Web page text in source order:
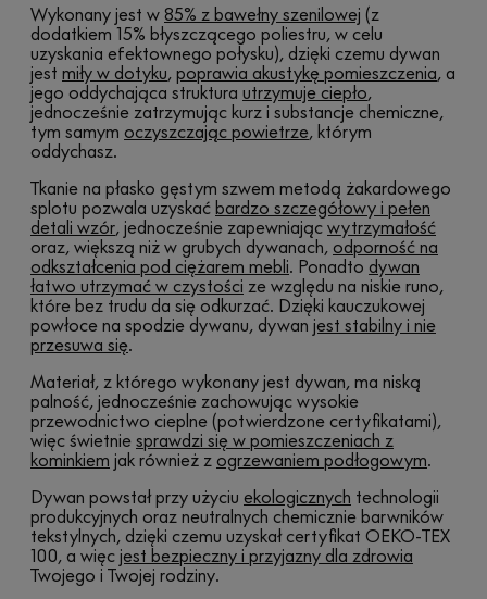
Wykonany jest w85% z bawełny szenilowej (z
dodatkiem 15% błyszczącego poliestru, w celu
uzyskania efektownego połysku), dzięki czemu dywan
jest miły w dotyku,poprawia akustykę pomieszczenia, a
jego oddychająca struktura utrzymuje ciepło,
jednocześnie zatrzymując kurz i substancje chemiczne,
tym samym oczyszczając powietrze, którym
oddychasz.
Tkanie na płasko gęstym szwem metodą żakardowego
splotu pozwala uzyskaćbardzo szczegółowy i pełen
detali wzór, jednocześnie zapewniającwytrzymałość
oraz, większą niż w grubych dywanach, odporność na
odkształcenia pod ciężarem mebli. Ponadto dywan
łatwo utrzymać w czystości ze względu na niskie runo,
które bez trudu da się odkurzać. Dzięki kauczukowej
powłoce na spodzie dywanu, dywan jest stabilny i nie
przesuwa się.
Materiał, z którego wykonany jest dywan, ma niską
palność, jednocześnie zachowując wysokie
przewodnictwo cieplne (potwierdzone certyfikatami),
więc świetniesprawdzi się w pomieszczeniach z
kominkiem jak również z ogrzewaniem podłogowym.
Dywan powstał przy użyciu ekologicznych technologii
produkcyjnych oraz neutralnych chemicznie barwników
tekstylnych, dzięki czemu uzyskał certyfikat OEKO-TEX
100, a więcjest bezpieczny i przyjazny dla zdrowia
Twojego i Twojej rodziny.